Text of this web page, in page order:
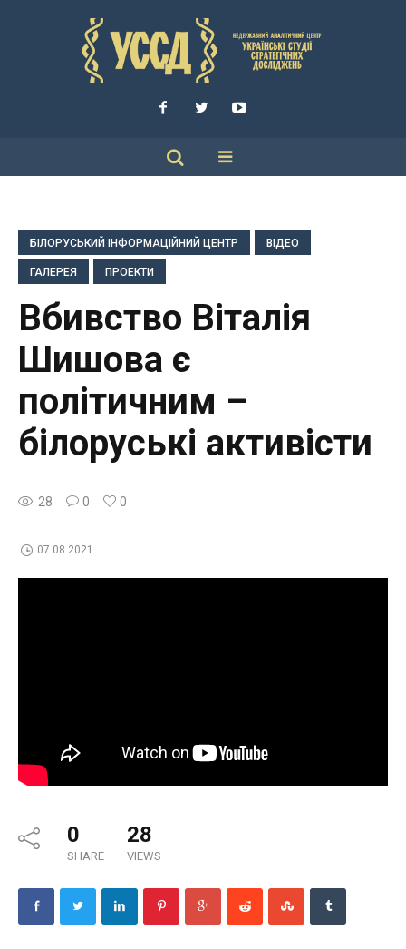
БІЛОРУСЬКИЙ ІНФОРМАЦІЙНИЙ ЦЕНТР ВІДЕО
ГАЛЕРЕЯ ПРОЕКТИ
Вбивство Віталія
Шишова є
політичним –
білоруські активісти
28 0 0
07.08.2021
0
SHARE
28
VIEWS